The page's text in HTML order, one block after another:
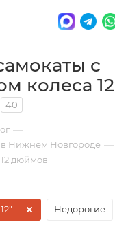
с
колеса 12
40
—
в Нижнем Новгороде —
дюймов
Недорогие